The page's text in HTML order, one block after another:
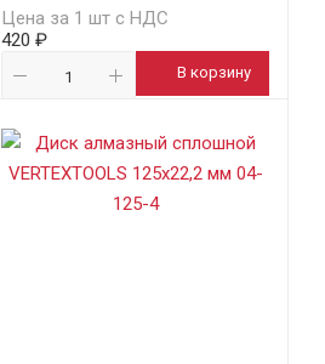
Цена за 1 шт с НДС
420 ₽
В корзину